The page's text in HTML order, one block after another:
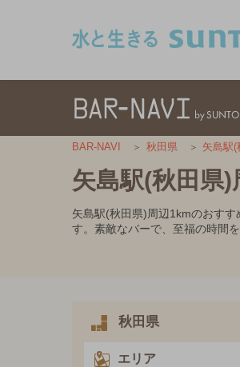
BAR-NAVI 秋田県 矢島駅(
矢島駅(秋田県
矢島駅(秋田県)周辺1kmのおす
す。素敵なバーで、至福の時間
秋田県
エリア